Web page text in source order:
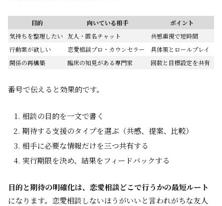
目的 向いている相手
ポイント
気持ちを整理したい 友人・匿名チャット
共感重視で短時間
行動案が欲しい
恋愛相談プロ・カウンセラー
具体策とロールプレイ
関係の再構築
臨床の知見がある専門家 回数と目標設定を共有
番号で伝えると効果的です。
相談の目的を一文で書く
期待する支援のタイプを選ぶ（共感、提案、比較）
相手に必要な情報だけを三つ共有する
実行期限を決め、結果をフィードバックする
目的と期待の明確化は、恋愛相談どこで行うかの最短ルート
になります。恋愛相談しないほうがいいと言われがちな友人